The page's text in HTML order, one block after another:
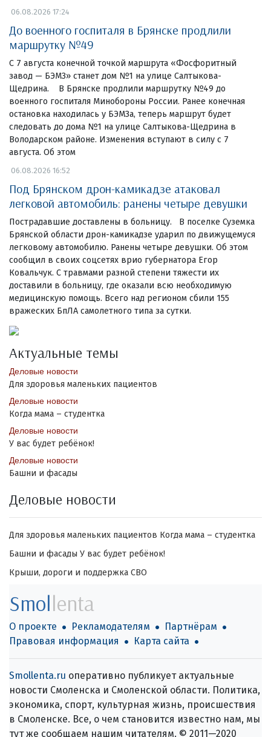
06.08.2026 17:24
До военного госпиталя в Брянске продлили
маршрутку №49
С 7 августа конечной точкой маршрута «Фосфоритный
завод — БЭМЗ» станет дом №1 на улице Салтыкова-
Щедрина. В Брянске продлили маршрутку №49 до
военного госпиталя Минобороны России. Ранее конечная
остановка находилась у БЭМЗа, теперь маршрут будет
следовать до дома №1 на улице Салтыкова-Щедрина в
Володарском районе. Изменения вступают в силу с 7
августа. Об этом
06.08.2026 16:52
Под Брянском дрон-камикадзе атаковал
легковой автомобиль: ранены четыре девушки
Пострадавшие доставлены в больницу. В поселке Суземка
Брянской области дрон-камикадзе ударил по движущемуся
легковому автомобилю. Ранены четыре девушки. Об этом
сообщил в своих соцсетях врио губернатора Егор
Ковальчук. С травмами разной степени тяжести их
доставили в больницу, где оказали всю необходимую
медицинскую помощь. Всего над регионом сбили 155
вражеских БпЛА самолетного типа за сутки.
Актуальные темы
Деловые новости
Для здоровья маленьких пациентов
Деловые новости
Когда мама – студентка
Деловые новости
У вас будет ребёнок!
Деловые новости
Башни и фасады
Деловые новости
Для здоровья маленьких пациентов Когда мама – студентка
Башни и фасады У вас будет ребёнок!
Крыши, дороги и поддержка СВО
Smollenta
О проекте Рекламодателям
Партнёрам
Правовая информация
Карта сайта
Smollenta.ru оперативно публикует актуальные
новости Смоленска и Смоленской области. Политика,
экономика, спорт, культурная жизнь, происшествия
в Смоленске. Все, о чем становится известно нам, мы
тут же сообщаем нашим читателям. © 2011—2020